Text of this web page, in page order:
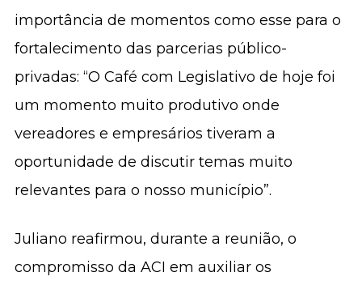
importância de momentos como esse para o
fortalecimento das parcerias público-
privadas: “O Café com Legislativo de hoje foi
um momento muito produtivo onde
vereadores e empresários tiveram a
oportunidade de discutir temas muito
relevantes para o nosso município”.
Juliano reafirmou, durante a reunião, o
compromisso da ACI em auxiliar os